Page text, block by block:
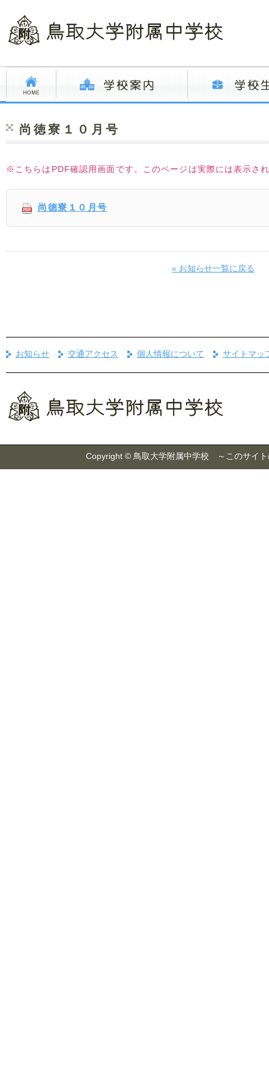
尚徳寮１０月号
※こちらはPDF確認用画面です。このページは実際には表示さ
尚徳寮１０月号
« お知らせ一覧に戻る
お知らせ 交通アクセス 個人情報について サイトマッ
Copyright © 鳥取大学附属中学校 ～このサイト